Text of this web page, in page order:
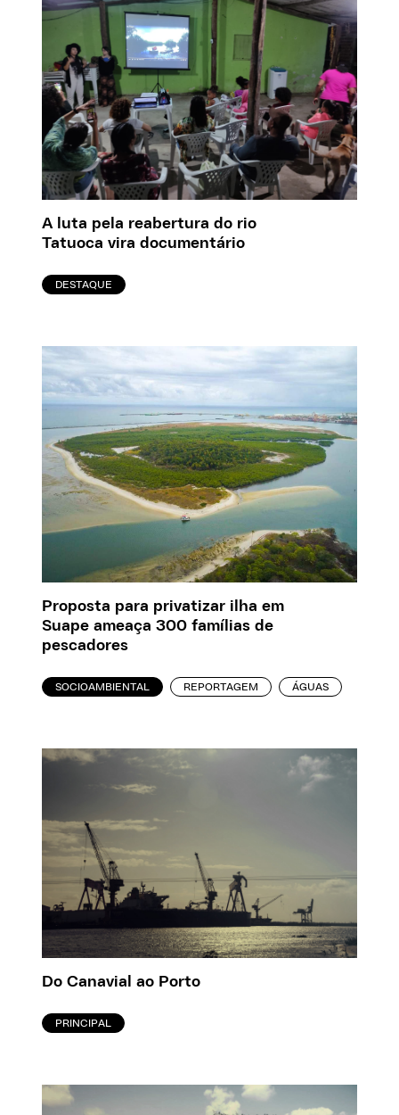
A luta pela reabertura do rio
Tatuoca vira documentário
DESTAQUE
Proposta para privatizar ilha em
Suape ameaça 300 famílias de
pescadores
SOCIOAMBIENTAL REPORTAGEM ÁGUAS
Do Canavial ao Porto
PRINCIPAL